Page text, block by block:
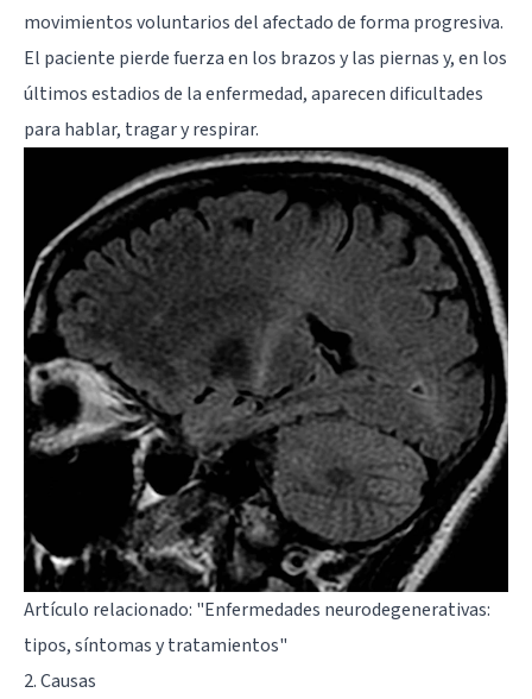
movimientos voluntarios del afectado de forma progresiva.
El paciente pierde fuerza en los brazos y las piernas y, en los
últimos estadios de la enfermedad, aparecen dificultades
para hablar, tragar y respirar.
Artículo relacionado: "Enfermedades neurodegenerativas:
tipos, síntomas y tratamientos"
2. Causas